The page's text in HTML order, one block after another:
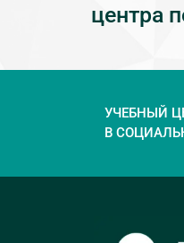
центра
УЧЕБНЫЙ
В